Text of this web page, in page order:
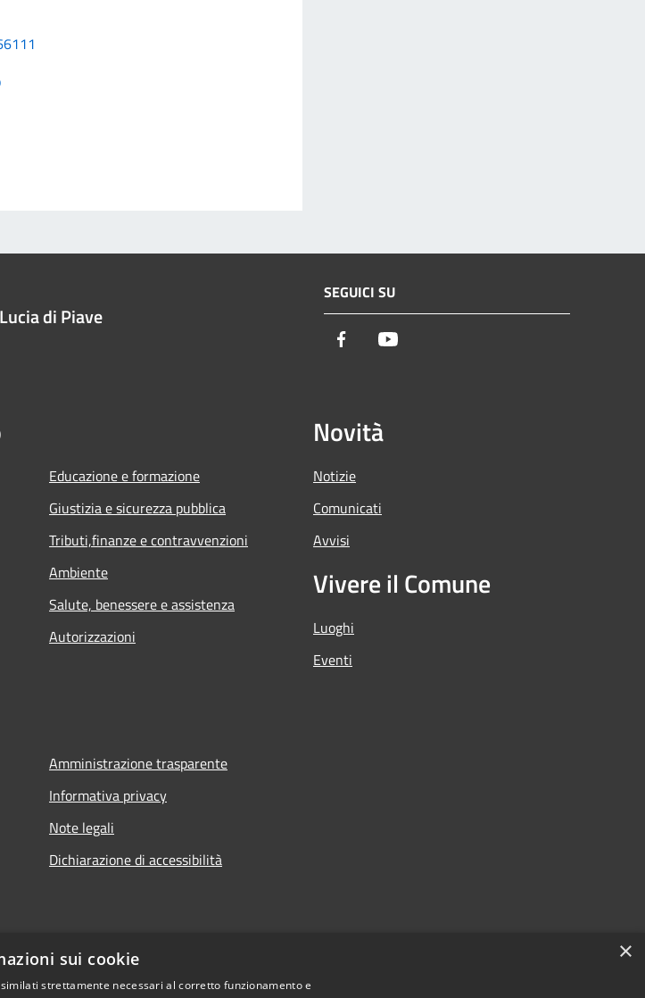
di Piave
SEGUICI SU
Facebook
Educazione e formazione
Giustizia e sicurezza pubblica
Tributi,finanze e contravvenzioni
Ambiente
Salute, benessere e assistenza
Autorizzazioni
Novità
Notizie
Comunicati
Avvisi
Vivere il Comune
Luoghi
Eventi
Amministrazione trasparente
Informativa privacy
Note legali
Dichiarazione di accessibilità
×
sui cookie
strettamente necessari al corretto funzionamento e